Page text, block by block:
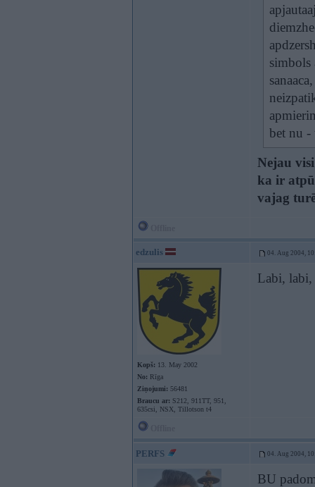
simbols
bet nu -
Nejau
ka ir
vajag
edzulis 04. Aug 2004,
Kopš: 13. May 2002
No: Rīga
Ziņojumi: 56481
Braucu ar: S212, 911TT, 951,
635csi, NSX, Tillotson t4
Labi, labi,
PERFS 04. Aug 2004,
BU